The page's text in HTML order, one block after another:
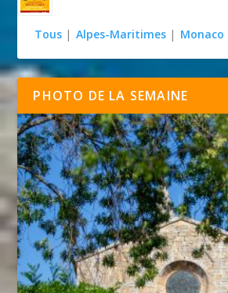
Tous | Alpes-Maritimes | Monaco
PHOTO DE LA SEMAINE